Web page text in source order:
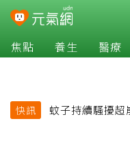
焦點 養生 醫療
快訊
蚊子持續騷擾超